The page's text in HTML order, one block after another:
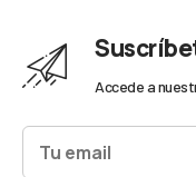
Accede a